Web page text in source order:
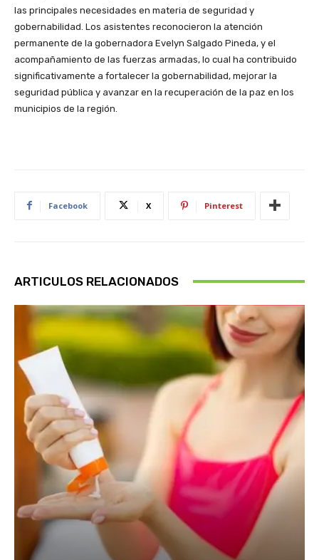
las principales necesidades en materia de seguridad y
gobernabilidad. Los asistentes reconocieron la atención
permanente de la gobernadora Evelyn Salgado Pineda, y el
acompañamiento de las fuerzas armadas, lo cual ha contribuido
significativamente a fortalecer la gobernabilidad, mejorar la
seguridad pública y avanzar en la recuperación de la paz en los
municipios de la región.
Facebook X Pinterest
ARTICULOS RELACIONADOS